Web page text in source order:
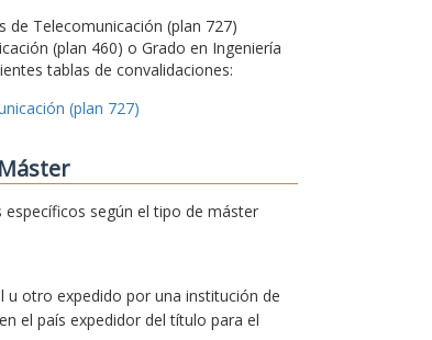
de Telecomunicación (plan 727)
(plan 460) o Grado en Ingeniería
tablas de convalidaciones:
(plan 727)
según el tipo de máster
otro expedido por una institución de
el país expedidor del título para el